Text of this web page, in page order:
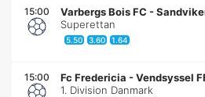
15:00 Varbergs Bois FC -
Superettan
5.50 3.60 1.64
15:00 Fc Fredericia -Vendsyssel
1. Division Danmark